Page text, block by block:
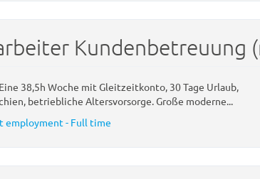
Kundenbetreuung
38,5h Woche mit Gleitzeitkonto, 30 Tage Urlaub,
betriebliche Altersvorsorge. Große moderne...
employment - Full time